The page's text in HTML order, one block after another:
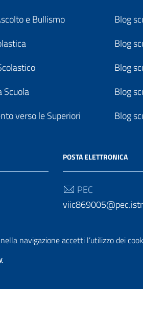
navigazione accetti l’utilizzo dei
e Bullismo
Scuola
verso le Superiori
Blog
Blog
Blog
Blog
Blog
POSTA ELETTRONICA
PEC